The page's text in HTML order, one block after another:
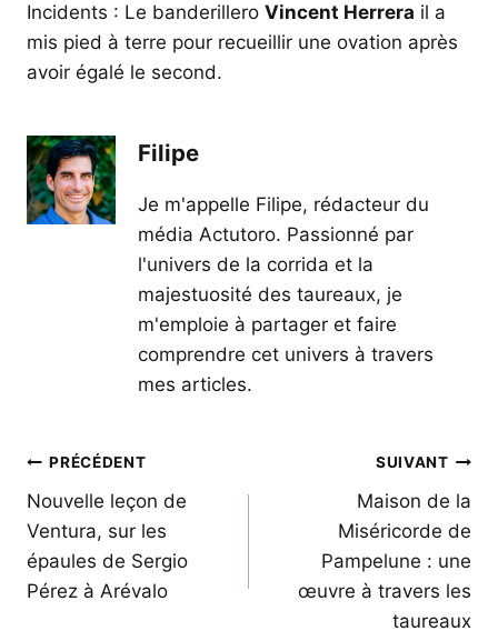
Incidents : Le banderillero Vincent Herrera il a
mis pied à terre pour recueillir une ovation après
avoir égalé le second.
Filipe
Je m'appelle Filipe, rédacteur du
média Actutoro. Passionné par
l'univers de la corrida et la
majestuosité des taureaux, je
m'emploie à partager et faire
comprendre cet univers à travers
mes articles.
Navigation
de
l’article
PRÉCÉDENT
Nouvelle leçon de
Ventura, sur les
épaules de Sergio
Pérez à Arévalo
SUIVANT
Maison de la
Miséricorde de
Pampelune : une
œuvre à travers les
taureaux